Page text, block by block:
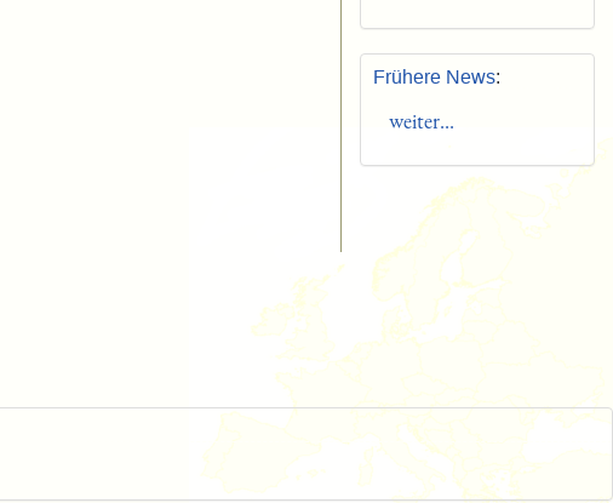
Frühere News:
weiter...